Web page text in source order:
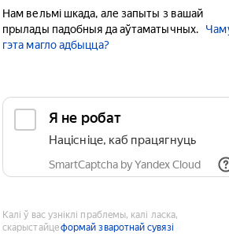
Нам вельмі шкада, але запыты з вашай
прылады падобныя да аўтаматычных.
гэта магло адбыцца?
Я не робат
Націсніце, каб працягнуць
SmartCaptcha by Yandex Cloud
Калі ў вас узніклі праблемы, калі ласка,
скарыстайцеформай зваротнай сувязі